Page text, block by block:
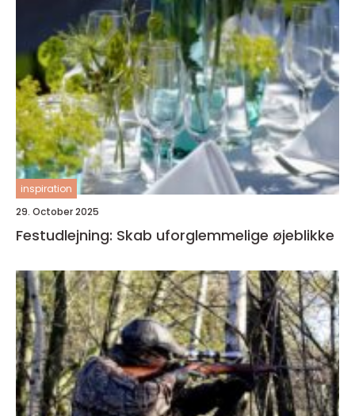
inspiration
29. October 2025
Festudlejning: Skab uforglemmelige øjeblikke